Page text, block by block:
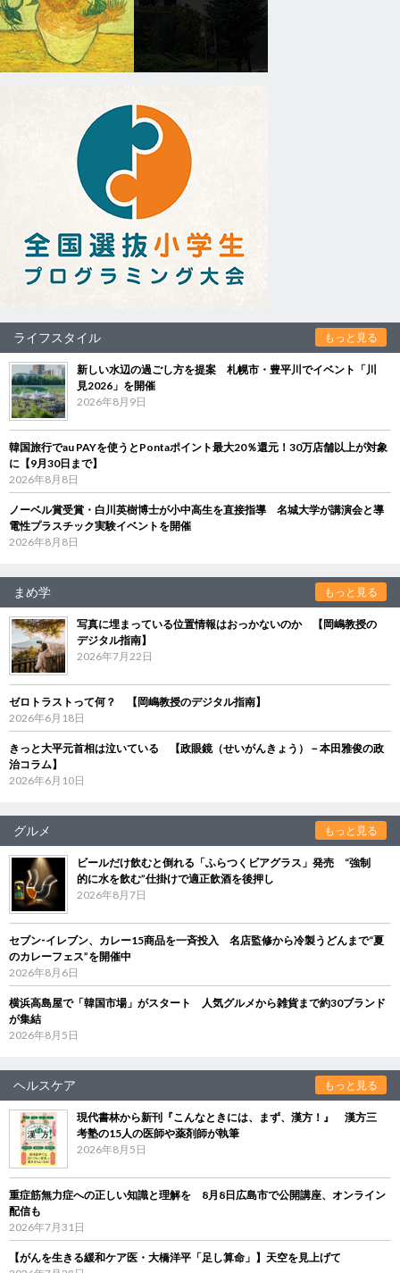
ライフスタイル もっと見る
新しい水辺の過ごし方を提案 札幌市・豊平川でイベント「川
見2026」を開催
2026年8月9日
韓国旅行でau PAYを使うとPontaポイント最大20％還元！30万店舗以上が対象
に【9月30日まで】
2026年8月8日
ノーベル賞受賞・白川英樹博士が小中高生を直接指導 名城大学が講演会と導
電性プラスチック実験イベントを開催
2026年8月8日
まめ学 もっと見る
写真に埋まっている位置情報はおっかないのか 【岡嶋教授の
デジタル指南】
2026年7月22日
ゼロトラストって何？ 【岡嶋教授のデジタル指南】
2026年6月18日
きっと大平元首相は泣いている 【政眼鏡（せいがんきょう）－本田雅俊の政
治コラム】
2026年6月10日
グルメ もっと見る
ビールだけ飲むと倒れる「ふらつくビアグラス」発売 “強制
的に水を飲む”仕掛けで適正飲酒を後押し
2026年8月7日
セブン‐イレブン、カレー15商品を一斉投入 名店監修から冷製うどんまで“夏
のカレーフェス”を開催中
2026年8月6日
横浜高島屋で「韓国市場」がスタート 人気グルメから雑貨まで約30ブランド
が集結
2026年8月5日
ヘルスケア もっと見る
現代書林から新刊『こんなときには、まず、漢方！』 漢方三
考塾の15人の医師や薬剤師が執筆
2026年8月5日
重症筋無力症への正しい知識と理解を 8月8日広島市で公開講座、オンライン
配信も
2026年7月31日
【がんを生きる緩和ケア医・大橋洋平「足し算命」】天空を見上げて